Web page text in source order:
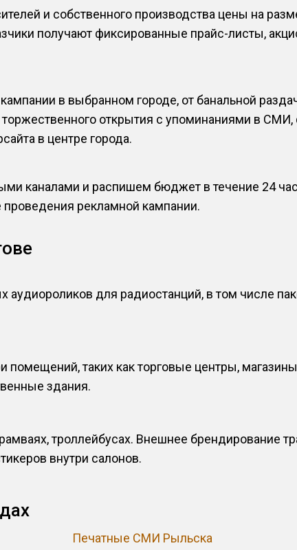
и собственного производства цены на
получают фиксированные прайс-листы,
в выбранном городе, от банальной
открытия с упоминаниями в СМИ,
в центре города.
каналами и распишем бюджет в течение 24
проведения рекламной кампании.
для радиостанций, в том числе
помещений, таких как торговые центры,
здания.
троллейбусах. Внешнее брендирование
внутри салонов.
Печатные СМИ Рыльска